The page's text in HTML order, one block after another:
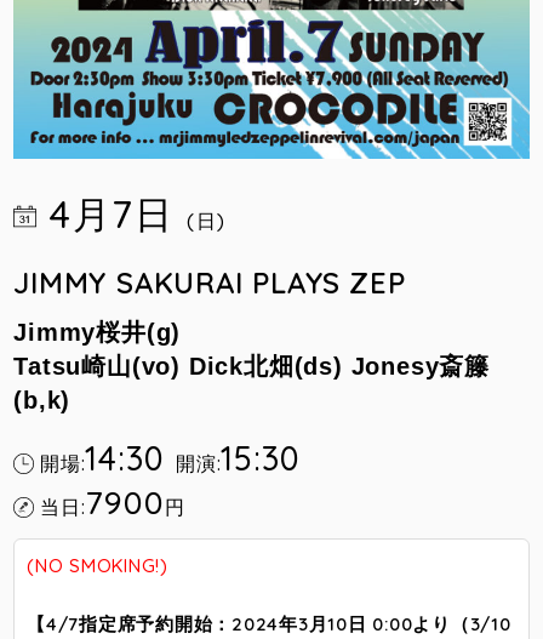
4月7日(日)
JIMMY SAKURAI PLAYS ZEP
Jimmy桜井(g)
Tatsu崎山(vo) Dick北畑(ds) Jonesy斎籐
(b,k)
開場:14:30 開演:15:30
当日:7900円
(NO SMOKING!)
【4/7指定席予約開始：2024年3月10日 0:00より（3/10